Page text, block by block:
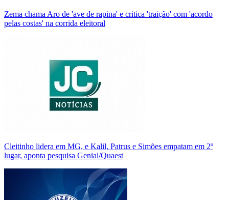
Zema chama Aro de 'ave de rapina' e critica 'traição' com 'acordo
pelas costas' na corrida eleitoral
Cleitinho lidera em MG, e Kalil, Patrus e Simões empatam em 2º
lugar, aponta pesquisa Genial/Quaest